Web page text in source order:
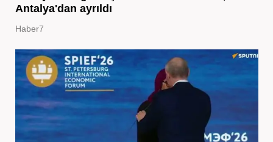
Antalya'dan ayrıldı
Haber7